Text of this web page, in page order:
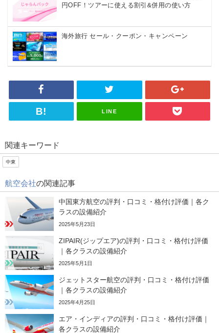
円OFF！ツアーに使える割引&併用の使い方
海外旅行 セール・クーポン・キャンペーン
LINE
関連キーワード
中東
航空会社の関連記事
中国東方航空の評判・口コミ・格付け評価｜各ク
ラスの設備紹介
2025年5月23日
ZIPAIR(ジップエア)の評判・口コミ・格付け評価
｜各クラスの設備紹介
2025年5月1日
ジェットスター航空の評判・口コミ・格付け評価
｜各クラスの設備紹介
2025年4月25日
エア・インディアの評判・口コミ・格付け評価｜
各クラスの設備紹介